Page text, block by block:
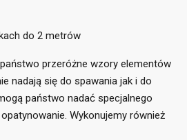
do 2 metrów
przeróżne wzory elementów
nadają się do spawania jak i do
państwo nadać specjalnego
Wykonujemy również